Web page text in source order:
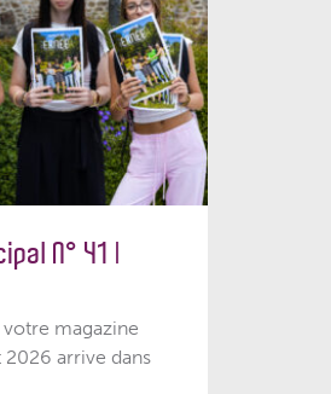
N° 41 |
magazine
arrive dans